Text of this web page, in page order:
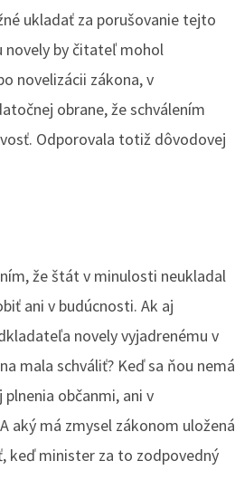
ukladať za porušovanie tejto
novely by čitateľ mohol
novelizácii zákona, v
obrane, že schválením
Odporovala totiž dôvodovej
že štát v minulosti neukladal
ani v budúcnosti. Ak aj
novely vyjadrenému v
mala schváliť? Keď sa ňou nemá
občanmi, ani v
aký má zmysel zákonom uložená
keď minister za to zodpovedný